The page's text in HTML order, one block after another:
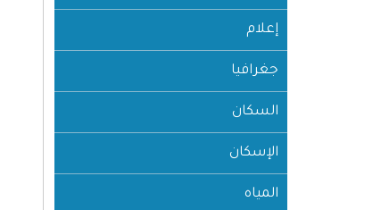
إعلام
جغرافيا
السكان
الإسكان
المياه